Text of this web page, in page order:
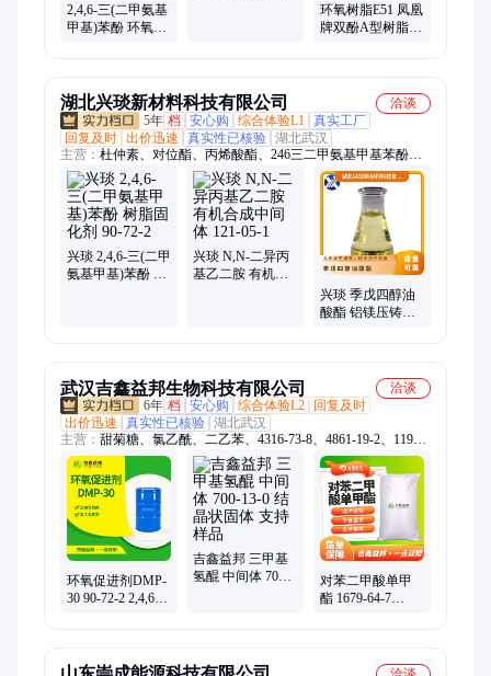
2,4,6-三(二甲氨基
甲基)苯酚 环氧树
环氧树脂E51 凤凰
牌双酚A型树脂
湖北兴琰新材料科技有限公司
洽谈
5年 档 安心购 综合体验L1 真实工厂
回复及时 出价迅速 真实性已核验 湖北武汉
主营： 杜仲素、对位酯、丙烯酸酯、246三二甲氨基甲基苯酚、
二氧化硫脲、乙基麦芽酚、饲料添加剂、油酸基硬脂酸、二苯基
硅二醇
兴琰 2,4,6-三(二甲
氨基甲基)苯酚 树
兴琰 N,N-二异丙
基乙二胺 有机合
兴琰 季戊四醇油
酸酯 铝镁压铸脱
武汉吉鑫益邦生物科技有限公司
洽谈
6年 档 安心购 综合体验L2
回复及时
出价迅速
真实性已核验 湖北武汉
主营： 甜菊糖、氯乙酰、二乙苯、4316-73-8、4861-19-2、1192-
62-7、7783-40-6、8002-74-2、7782-61-8、2842-44-6、1310-58-
3、酞菁绿、阻燃剂、二戊烯、单甲醚、硫酸锂、大理石、羊脂
酸、磷酸氢、龙脑油、聚甘油、二聚酸、戊二醇、聚醚f68、磺
化油
环氧促进剂DMP-
30 90-72-2 2,4,6-
吉鑫益邦 三甲基
氢醌 中间体 700-
对苯二甲酸单甲
酯 1679-64-7